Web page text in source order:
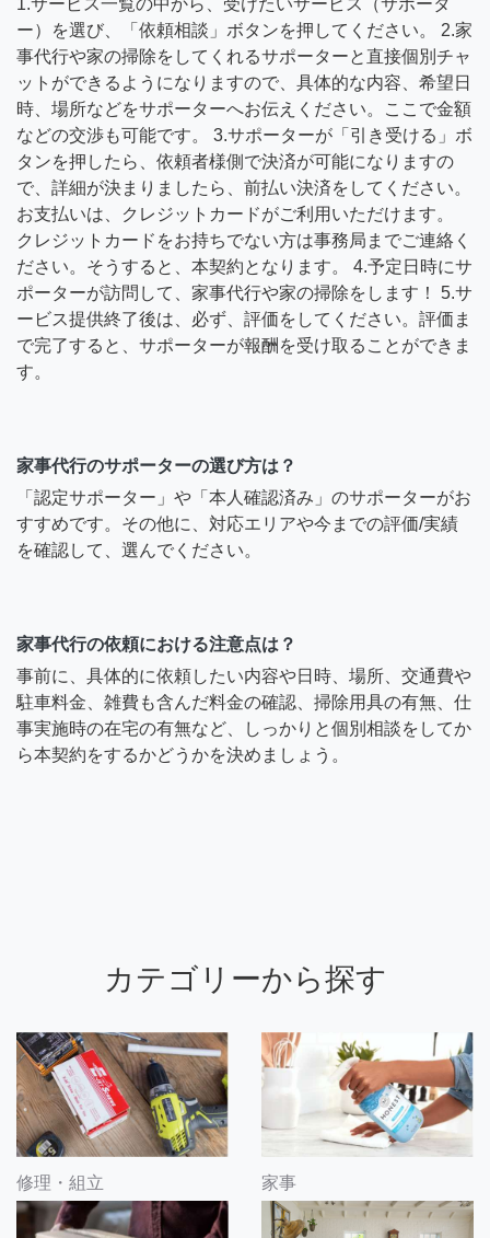
ー）を選び、「依頼相談」ボタンを押してください。 2.家
事代行や家の掃除をしてくれるサポーターと直接個別チャ
ットができるようになりますので、具体的な内容、希望日
時、場所などをサポーターへお伝えください。ここで金額
などの交渉も可能です。 3.サポーターが「引き受ける」ボ
タンを押したら、依頼者様側で決済が可能になりますの
で、詳細が決まりましたら、前払い決済をしてください。
お支払いは、クレジットカードがご利用いただけます。
クレジットカードをお持ちでない方は事務局までご連絡く
ださい。そうすると、本契約となります。 4.予定日時にサ
ポーターが訪問して、家事代行や家の掃除をします！ 5.サ
ービス提供終了後は、必ず、評価をしてください。評価ま
で完了すると、サポーターが報酬を受け取ることができま
す。
家事代行のサポーターの選び方は？
「認定サポーター」や「本人確認済み」のサポーターがお
すすめです。その他に、対応エリアや今までの評価/実績
を確認して、選んでください。
家事代行の依頼における注意点は？
事前に、具体的に依頼したい内容や日時、場所、交通費や
駐車料金、雑費も含んだ料金の確認、掃除用具の有無、仕
事実施時の在宅の有無など、しっかりと個別相談をしてか
ら本契約をするかどうかを決めましょう。
カテゴリーから探す
修理・組立 家事